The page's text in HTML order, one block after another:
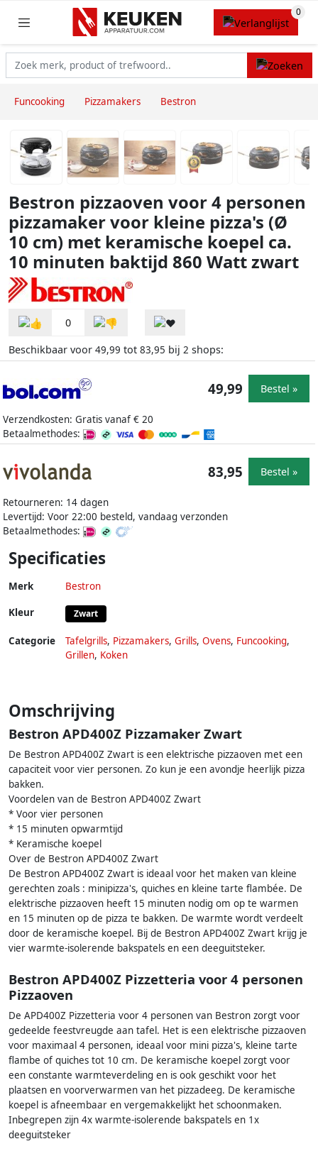
Funcooking Pizzamakers Bestron
Bestron pizzaoven voor 4 personen
pizzamaker voor kleine pizza's (Ø
10 cm) met keramische koepel ca.
10 minuten baktijd 860 Watt zwart
0
Beschikbaar voor 49,99 tot 83,95 bij 2 shops:
Verzendkosten: Gratis vanaf € 20
Betaalmethodes:
49,99 Bestel »
Retourneren: 14 dagen
Levertijd: Voor 22:00 besteld, vandaag verzonden
Betaalmethodes:
83,95 Bestel »
Specificaties
Merk Bestron
Kleur Zwart
Categorie Tafelgrills, Pizzamakers, Grills, Ovens, Funcooking,
Grillen, Koken
Omschrijving
Bestron APD400Z Pizzamaker Zwart
De Bestron APD400Z Zwart is een elektrische pizzaoven met een
capaciteit voor vier personen. Zo kun je een avondje heerlijk pizza
bakken.
Voordelen van de Bestron APD400Z Zwart
* Voor vier personen
* 15 minuten opwarmtijd
* Keramische koepel
Over de Bestron APD400Z Zwart
De Bestron APD400Z Zwart is ideaal voor het maken van kleine
gerechten zoals : minipizza's, quiches en kleine tarte flambée. De
elektrische pizzaoven heeft 15 minuten nodig om op te warmen
en 15 minuten op de pizza te bakken. De warmte wordt verdeelt
door de keramische koepel. Bij de Bestron APD400Z Zwart krijg je
vier warmte-isolerende bakspatels en een deeguitsteker.
Bestron APD400Z Pizzetteria voor 4 personen
Pizzaoven
De APD400Z Pizzetteria voor 4 personen van Bestron zorgt voor
gedeelde feestvreugde aan tafel. Het is een elektrische pizzaoven
voor maximaal 4 personen, ideaal voor mini pizza's, kleine tarte
flambe of quiches tot 10 cm. De keramische koepel zorgt voor
een constante warmteverdeling en is ook geschikt voor het
plaatsen en voorverwarmen van het pizzadeeg. De keramische
koepel is afneembaar en vergemakkelijkt het schoonmaken.
Inbegrepen zijn 4x warmte-isolerende bakspatels en 1x
deeguitsteker